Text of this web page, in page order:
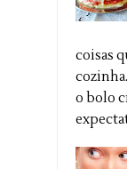
coisas
o bolo